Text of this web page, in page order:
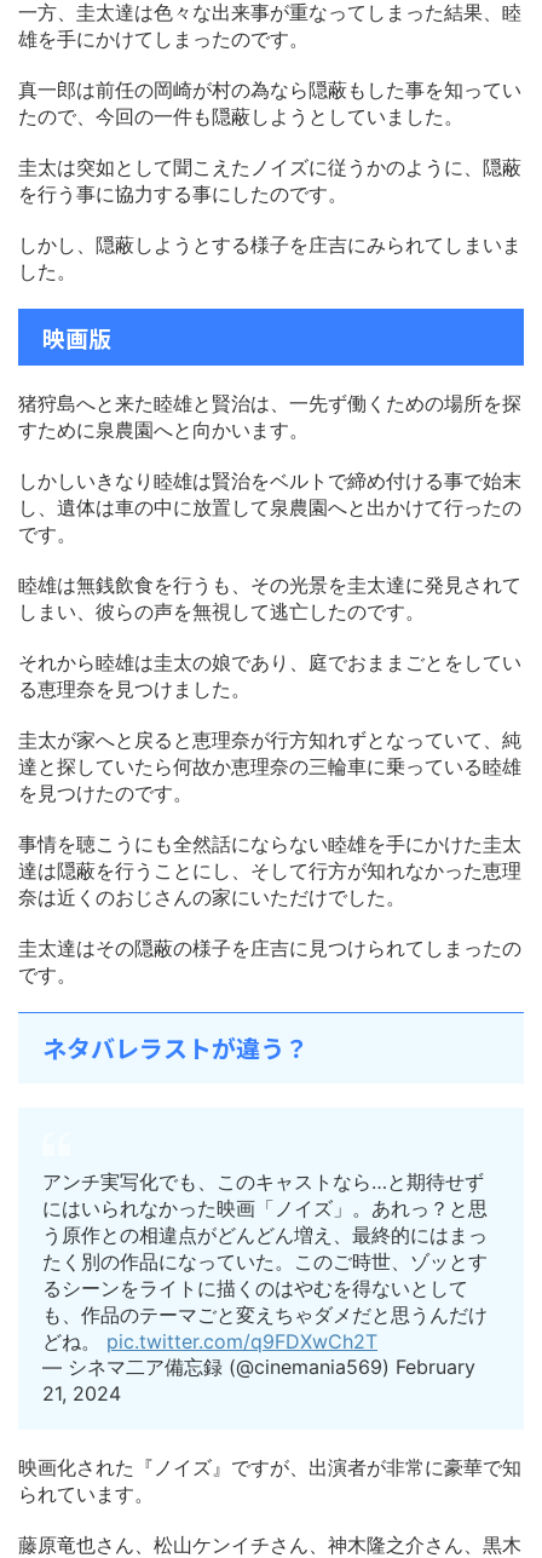
一方、圭太達は色々な出来事が重なってしまった結果、睦
雄を手にかけてしまったのです。
真一郎は前任の岡崎が村の為なら隠蔽もした事を知ってい
たので、今回の一件も隠蔽しようとしていました。
圭太は突如として聞こえたノイズに従うかのように、隠蔽
を行う事に協力する事にしたのです。
しかし、隠蔽しようとする様子を庄吉にみられてしまいま
した。
映画版
猪狩島へと来た睦雄と賢治は、一先ず働くための場所を探
すために泉農園へと向かいます。
しかしいきなり睦雄は賢治をベルトで締め付ける事で始末
し、遺体は車の中に放置して泉農園へと出かけて行ったの
です。
睦雄は無銭飲食を行うも、その光景を圭太達に発見されて
しまい、彼らの声を無視して逃亡したのです。
それから睦雄は圭太の娘であり、庭でおままごとをしてい
る恵理奈を見つけました。
圭太が家へと戻ると恵理奈が行方知れずとなっていて、純
達と探していたら何故か恵理奈の三輪車に乗っている睦雄
を見つけたのです。
事情を聴こうにも全然話にならない睦雄を手にかけた圭太
達は隠蔽を行うことにし、そして行方が知れなかった恵理
奈は近くのおじさんの家にいただけでした。
圭太達はその隠蔽の様子を庄吉に見つけられてしまったの
です。
ネタバレラストが違う？
アンチ実写化でも、このキャストなら…と期待せず
にはいられなかった映画「ノイズ」。あれっ？と思
う原作との相違点がどんどん増え、最終的にはまっ
たく別の作品になっていた。このご時世、ゾッとす
るシーンをライトに描くのはやむを得ないとして
も、作品のテーマごと変えちゃダメだと思うんだけ
どね。 pic.twitter.com/q9FDXwCh2T
— シネマ二ア備忘録 (@cinemania569) February
21, 2024
映画化された『ノイズ』ですが、出演者が非常に豪華で知
られています。
藤原竜也さん、松山ケンイチさん、神木隆之介さん、黒木